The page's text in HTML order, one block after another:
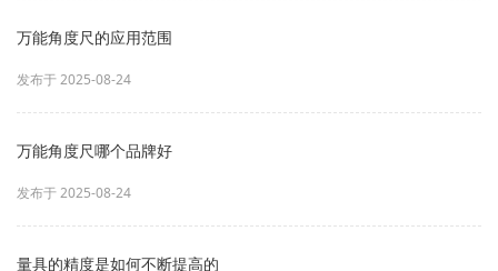
万能角度尺的应用范围
发布于 2025-08-24
万能角度尺哪个品牌好
发布于 2025-08-24
量具的精度是如何不断提高的